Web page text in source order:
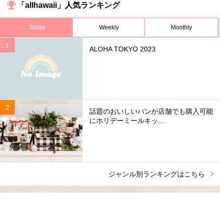
「allhawaii」人気ランキング
Today Weekly Monthly
ALOHA TOKYO 2023
話題のおいしいパンが店舗でも購入可能
にホリデーミールキッ...
ジャンル別ランキングはこちら